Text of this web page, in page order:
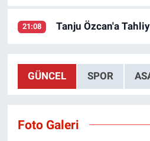
21:08 Tanju Özcan'a
GÜNCEL SPOR
Foto Galeri